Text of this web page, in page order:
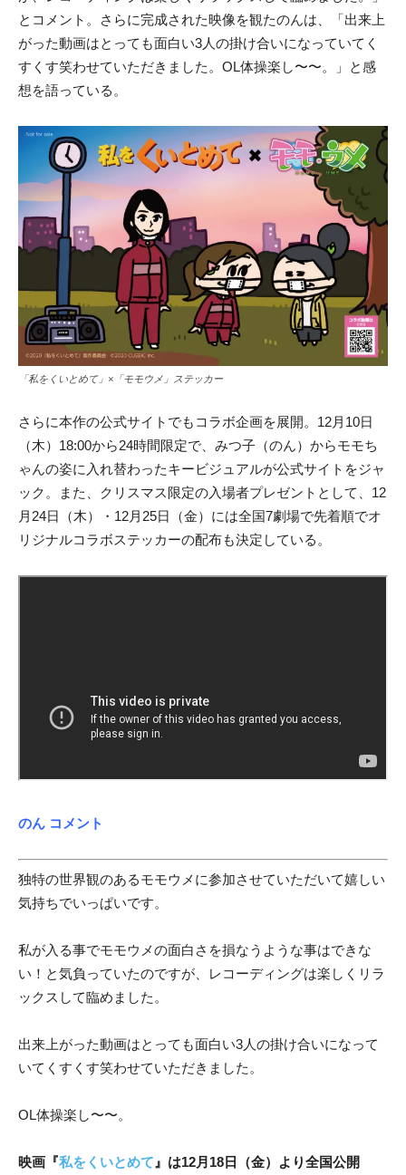
とコメント。さらに完成された映像を観たのんは、「出来上
がった動画はとっても面白い3人の掛け合いになっていてく
すくす笑わせていただきました。OL体操楽し〜〜。」と感
想を語っている。
「私をくいとめて」×「モモウメ」ステッカー
さらに本作の公式サイトでもコラボ企画を展開。12月10日
（木）18:00から24時間限定で、みつ子（のん）からモモち
ゃんの姿に入れ替わったキービジュアルが公式サイトをジャ
ック。また、クリスマス限定の入場者プレゼントとして、12
月24日（木）・12月25日（金）には全国7劇場で先着順でオ
リジナルコラボステッカーの配布も決定している。
のん コメント
独特の世界観のあるモモウメに参加させていただいて嬉しい
気持ちでいっぱいです。
私が入る事でモモウメの面白さを損なうような事はできな
い！と気負っていたのですが、レコーディングは楽しくリラ
ックスして臨めました。
出来上がった動画はとっても面白い3人の掛け合いになって
いてくすくす笑わせていただきました。
OL体操楽し〜〜。
映画『私をくいとめて 』は12月18日（金）より全国公開